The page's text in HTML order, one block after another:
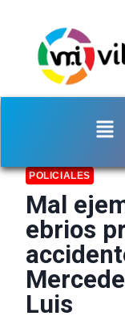
POLICIALES
Mal
ebrios
Luis